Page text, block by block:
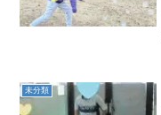
未分類